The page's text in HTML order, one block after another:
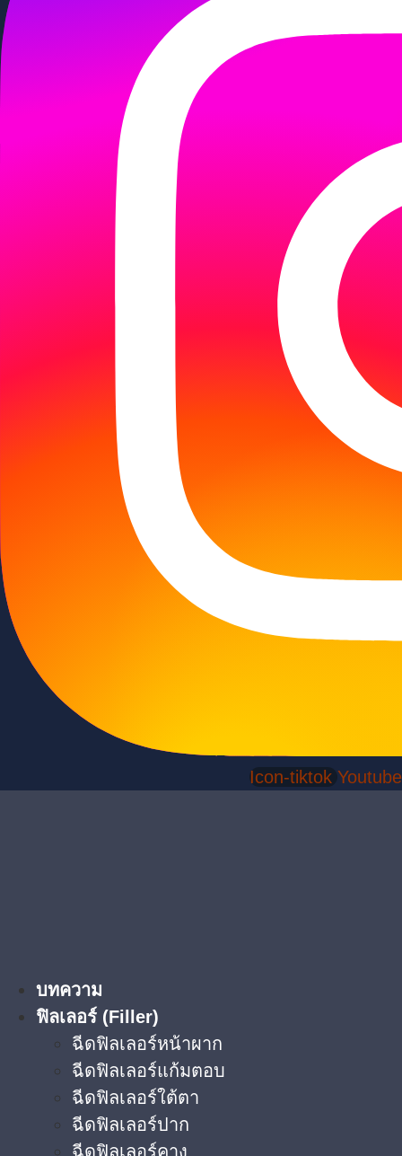
Icon-tiktok Youtube
บทความ
ฟิลเลอร์ (Filler)
ฉีดฟิลเลอร์หน้าผาก
ฉีดฟิลเลอร์แก้มตอบ
ฉีดฟิลเลอร์ใต้ตา​
ฉีดฟิลเลอร์ปาก
ฉีดฟิลเลอร์คาง